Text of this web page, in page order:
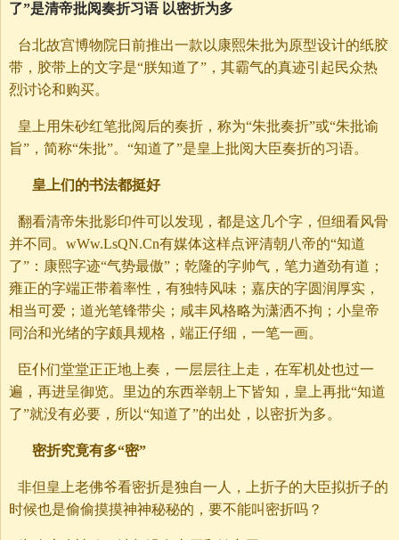
了”是清帝批阅奏折习语 以密折为多
台北故宫博物院日前推出一款以康熙朱批为原型设计的纸胶
带，胶带上的文字是“朕知道了”，其霸气的真迹引起民众热
烈讨论和购买。
皇上用朱砂红笔批阅后的奏折，称为“朱批奏折”或“朱批谕
旨”，简称“朱批”。“知道了”是皇上批阅大臣奏折的习语。
皇上们的书法都挺好
翻看清帝朱批影印件可以发现，都是这几个字，但细看风骨
并不同。wWw.LsQN.Cn有媒体这样点评清朝八帝的“知道
了”：康熙字迹“气势最傲”；乾隆的字帅气，笔力遒劲有道；
雍正的字端正带着率性，有独特风味；嘉庆的字圆润厚实，
相当可爱；道光笔锋带尖；咸丰风格略为潇洒不拘；小皇帝
同治和光绪的字颇具规格，端正仔细，一笔一画。
臣仆们堂堂正正地上奏，一层层往上走，在军机处也过一
遍，再进呈御览。里边的东西举朝上下皆知，皇上再批“知道
了”就没有必要，所以“知道了”的出处，以密折为多。
密折究竟有多“密”
非但皇上老佛爷看密折是独自一人，上折子的大臣拟折子的
时候也是偷偷摸摸神神秘秘的，要不能叫密折吗？